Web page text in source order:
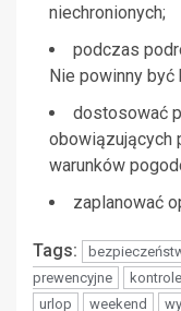
niechronionych;
podczas
Nie powinny
dostosować
obowiązujących
warunków
zaplanować
Tags:
prewencyjne
urlop
weekend